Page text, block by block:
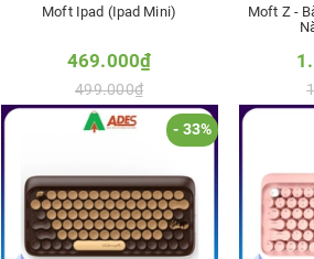
Moft Ipad (Ipad Mini)
469.000₫
499.000₫
Thêm vào so sánh
Moft Z -
- 33%